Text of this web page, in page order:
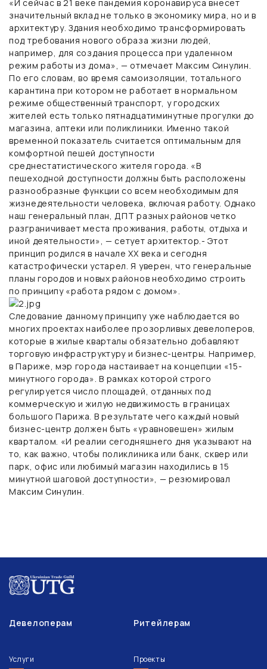
«И сейчас в 21 веке пандемия коронавируса внесет
значительный вклад не только в экономику мира, но и в
архитектуру. Здания необходимо трансформировать
под требования нового образа жизни людей,
например, для создания процесса при удаленном
режим работы из дома», — отмечает Максим Синулин.
По его словам, во время самоизоляции, тотального
карантина при котором не работает в нормальном
режиме общественный транспорт, у городских
жителей есть только пятнадцатиминутные прогулки до
магазина, аптеки или поликлиники. Именно такой
временной показатель считается оптимальным для
комфортной пешей доступности
среднестатистического жителя города. «В
пешеходной доступности должны быть расположены
разнообразные функции со всем необходимым для
жизнедеятельности человека, включая работу. Однако
наш генеральный план, ДПТ разных районов четко
разграничивает места проживания, работы, отдыха и
иной деятельности», — сетует архитектор.- Этот
принцип родился в начале ХХ века и сегодня
катастрофически устарел. Я уверен, что генеральные
планы городов и новых районов необходимо строить
по принципу «работа рядом с домом».
Следование данному принципу уже наблюдается во
многих проектах наиболее прозорливых девелоперов,
которые в жилые кварталы обязательно добавляют
торговую инфраструктуру и бизнес-центры. Например,
в Париже, мэр города настаивает на концепции «15-
минутного города». В рамках которой строго
регулируется число площадей, отданных под
коммерческую и жилую недвижимость в границах
большого Парижа. В результате чего каждый новый
бизнес-центр должен быть «уравновешен» жилым
кварталом. «И реалии сегодняшнего дня указывают на
то, как важно, чтобы поликлиника или банк, сквер или
парк, офис или любимый магазин находились в 15
минутной шаговой доступности», — резюмировал
Максим Синулин.
Девелоперам Ритейлерам
Услуги Проекты